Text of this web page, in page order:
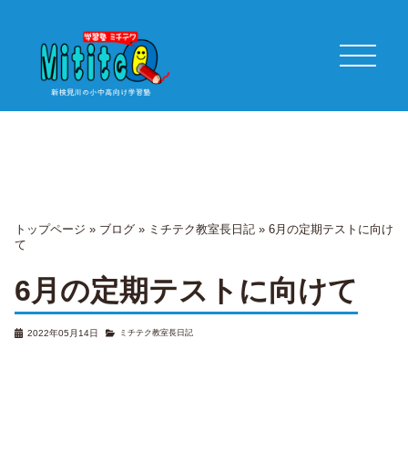
トップページ » ブログ » ミチテク教室長日記 » 6月の定期テストに向け
て
6月の定期テストに向けて
2022年05月14日 ミチテク教室長日記